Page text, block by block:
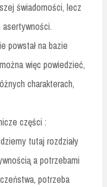
świadomości, lecz
powstał na bazie
więc powiedzieć,
charakterach,
części :
tutaj rozdziały
a potrzebami
potrzeba